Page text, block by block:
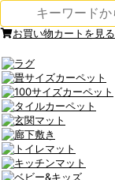
お買い物カートを見る